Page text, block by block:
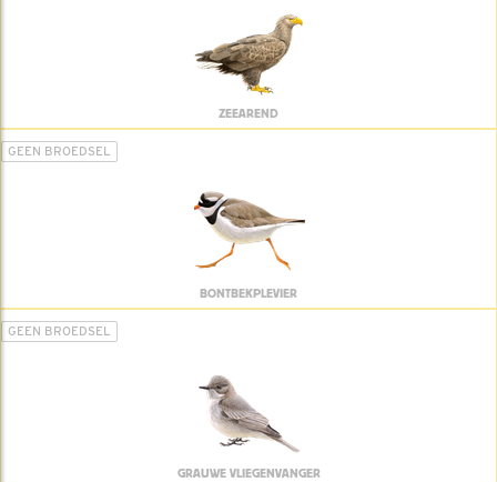
ZEEAREND
GEEN BROEDSEL
BONTBEKPLEVIER
GEEN BROEDSEL
GRAUWE VLIEGENVANGER